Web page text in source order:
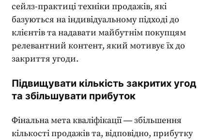
сейлз-практицітехніки продажів, які
базуються на індивідуальному підході до
клієнтів та надавати майбутнім покупцям
релевантний контент, який мотивує їх до
закриття угоди.
Підвищувати кількість закритих угод
та збільшувати прибуток
Фінальна мета кваліфікації ― збільшення
кількості продажів та, відповідно, прибутку